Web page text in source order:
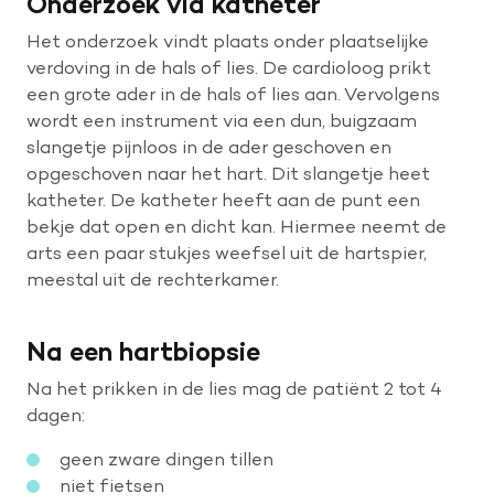
Wetenschappelijk onderzoek
Doneer
Het onderzoek vindt plaats onder plaatselijke
verdoving in de hals of lies. De cardioloog prikt
een grote ader in de hals of lies aan. Vervolgens
wordt een instrument via een dun, buigzaam
slangetje pijnloos in de ader geschoven en
opgeschoven naar het hart. Dit slangetje heet
katheter. De katheter heeft aan de punt een
bekje dat open en dicht kan. Hiermee neemt de
arts een paar stukjes weefsel uit de hartspier,
meestal uit de rechterkamer.
Na een hartbiopsie
Na het prikken in de lies mag de patiënt 2 tot 4
dagen:
geen zware dingen tillen
niet fietsen